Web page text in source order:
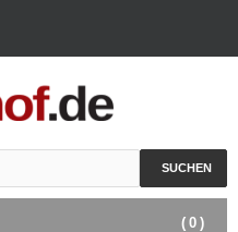
SUCHEN
( 0 )